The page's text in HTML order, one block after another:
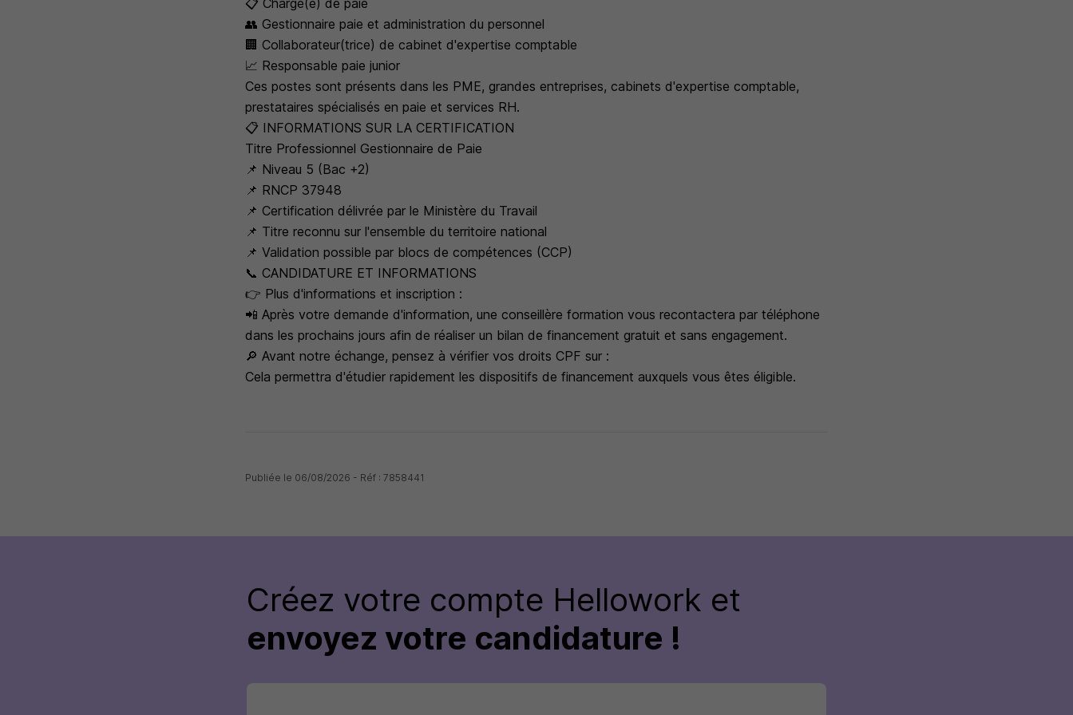
📋 Chargé(e) de paie
👥 Gestionnaire paie et administration du personnel
🏢 Collaborateur(trice) de cabinet d'expertise comptable
📈 Responsable paie junior
Ces postes sont présents dans les PME, grandes entreprises, cabinets d'expertise comptable,
prestataires spécialisés en paie et services RH.
📋 INFORMATIONS SUR LA CERTIFICATION
Titre Professionnel Gestionnaire de Paie
📌 Niveau 5 (Bac +2)
📌 RNCP 37948
📌 Certification délivrée par le Ministère du Travail
📌 Titre reconnu sur l'ensemble du territoire national
📌 Validation possible par blocs de compétences (CCP)
📞 CANDIDATURE ET INFORMATIONS
👉 Plus d'informations et inscription :
📲 Après votre demande d'information, une conseillère formation vous recontactera par téléphone
dans les prochains jours afin de réaliser un bilan de financement gratuit et sans engagement.
🔎 Avant notre échange, pensez à vérifier vos droits CPF sur :
Cela permettra d'étudier rapidement les dispositifs de financement auxquels vous êtes éligible.
Publiée le 06/08/2026 - Réf : 7858441
Créez votre compte Hellowork et
envoyez votre candidature !